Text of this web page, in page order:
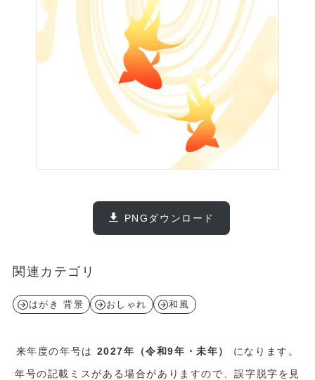
PNGダウンロード
関連カテゴリ
はがき 背景 おしゃれ 和風
来年度の年号は 2027年（令和9年・未年）
になります。
年号の記載ミスがある場合がありますので、誤字脱字を見